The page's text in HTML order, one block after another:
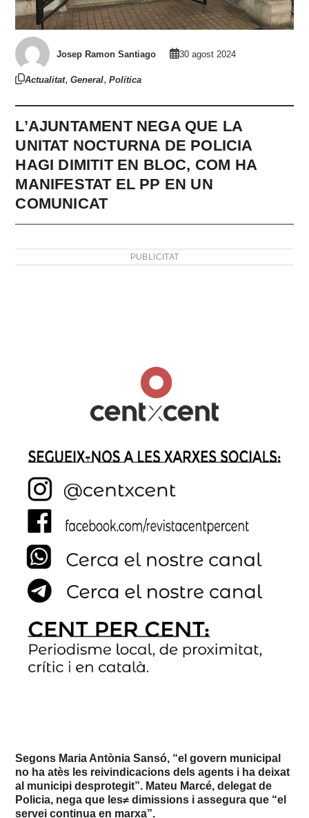
Josep Ramon Santiago 30 agost 2024
Actualitat,General,Política
L’AJUNTAMENT NEGA QUE LA
UNITAT NOCTURNA DE POLICIA
HAGI DIMITIT EN BLOC, COM HA
MANIFESTAT EL PP EN UN
COMUNICAT
PUBLICITAT
Segons Maria Antònia Sansó, “el govern municipal
no ha atès les reivindicacions dels agents i ha deixat
al municipi desprotegit”. Mateu Marcé, delegat de
Policia, nega que les≠ dimissions i assegura que “el
servei continua en marxa”.